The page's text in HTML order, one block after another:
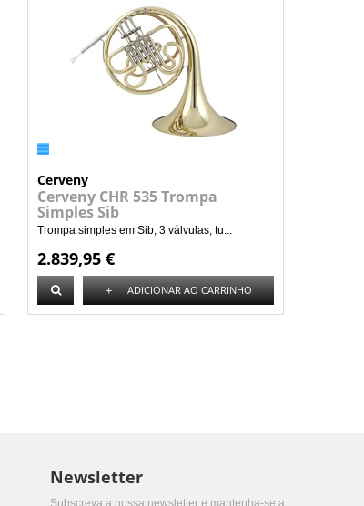
Cerveny
Cerveny CHR 535 Trompa
Simples Sib
Trompa simples em Sib, 3 válvulas, tu...
2.839,95 €
+ ADICIONAR AO CARRINHO
Newsletter
Subscreva a nossa newsletter e mantenha-se a